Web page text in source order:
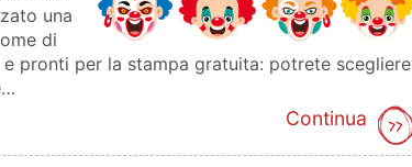
una
di
pronti per la stampa gratuita: potrete scegliere
Continua